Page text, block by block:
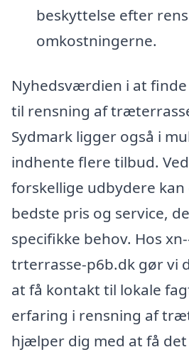
beskyttelse efter
omkostningerne.
Nyhedsværdien i at
til rensning af
Sydmark ligger også i
indhente flere tilbud.
forskellige udbydere
bedste pris og service,
specifikke behov. Hos
trterrasse-p6b.dk gør vi
at få kontakt til lokale
erfaring i rensning af
hjælper dig med at få